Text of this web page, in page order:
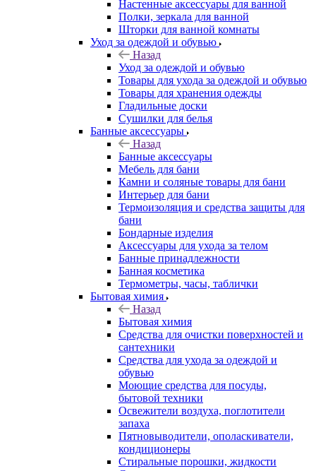
Настенные аксессуары для ванной
Полки, зеркала для ванной
Шторки для ванной комнаты
Уход за одеждой и обувью
Назад
Уход за одеждой и обувью
Товары для ухода за одеждой и обувью
Товары для хранения одежды
Гладильные доски
Сушилки для белья
Банные аксессуары
Назад
Банные аксессуары
Мебель для бани
Камни и соляные товары для бани
Интерьер для бани
Термоизоляция и средства защиты для
бани
Бондарные изделия
Аксеcсуары для ухода за телом
Банные принадлежности
Банная косметика
Термометры, часы, таблички
Бытовая химия
Назад
Бытовая химия
Средства для очистки поверхностей и
сантехники
Средства для ухода за одеждой и
обувью
Моющие средства для посуды,
бытовой техники
Освежители воздуха, поглотители
запаха
Пятновыводители, ополаскиватели,
кондиционеры
Стиральные порошки, жидкости